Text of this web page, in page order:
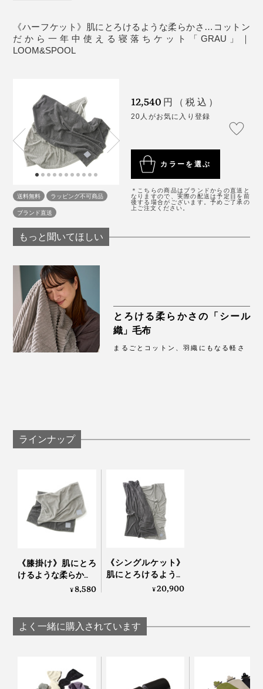
使っていくうちに若干毛羽立つことがあります。品
質には問題ありませんが、決して引っ張らずにハサ
ミで飛び出したパイルをカットしたり、ブラシで毛
《商品仕様》
サイズ：ハーフケット／幅140×長さ100cm
素材：パイル（毛羽部分）／綿100％、地糸／綿
100％
重さ：約0.6kg
製造国：日本
《ハーフケット》肌にとろけるような柔らかさ…コットン
だから一年中使える寝落ちケット「GRAU」｜
LOOM&SPOOL
送料無料
ラッピング不可商品
ブランド直送
12,540 円（税込）
20人がお気に入り登録
カラーを選ぶ
＊こちらの商品はブランドからの直送と
なりますので、実際の配送は予定日を前
後する場合がございます。予めご了承の
上ご注文ください。
もっと聞いてほしい
とろける柔らかさの「シール
織」毛布
まるごとコットン、羽織にもなる軽さ
ラインナップ
《膝掛け》肌にとろ
けるような柔らかさ…
コットンだから一年
LOOM&SPOOL
¥8,580
《シングルケット》
肌にとろけるような
柔らかさ…コットンだ
「GRAU」｜
LOOM&SPOOL
¥20,900
よく一緒に購入されています